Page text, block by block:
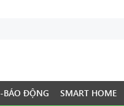
BÁO ĐỘNG SMART HOME